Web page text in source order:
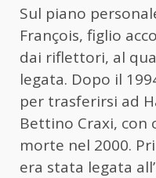
Sul piano
François, figlio
dai riflettori, al
legata. Dopo il
per trasferirsi ad
Bettino Craxi, con
morte nel 2000.
era stata legata